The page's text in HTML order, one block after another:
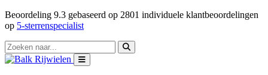
Beoordeling 9.3 gebaseerd op 2801 individuele klantbeoordelingen
op 5-sterrenspecialist